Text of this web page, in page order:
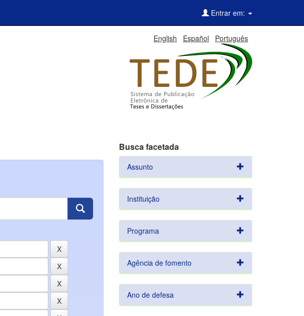
Entrar em:
English Español Português
Busca facetada
Assunto
Instituição
Programa
Agência de fomento
Ano de defesa